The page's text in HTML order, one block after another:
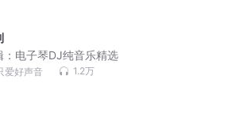
电子琴DJ纯音乐精选
爱好声音 1.2万